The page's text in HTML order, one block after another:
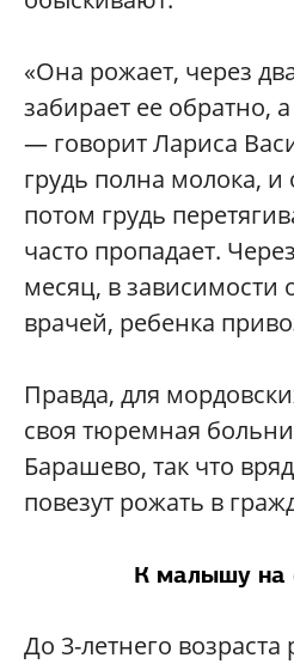
«Она рожает, через
забирает ее обратно,
— говорит Лариса
грудь полна молока, и
потом грудь
часто пропадает.
месяц, в зависимости
врачей, ребенка
Правда, для
своя тюремная
Барашево, так что
повезут рожать в
К малышу на
До 3-летнего